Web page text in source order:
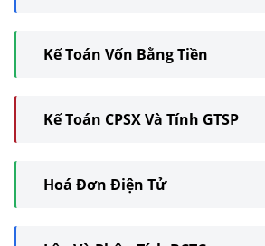
Kế Toán Vốn Bằng Tiền
Kế Toán CPSX Và Tính GTSP
Hoá Đơn Điện Tử